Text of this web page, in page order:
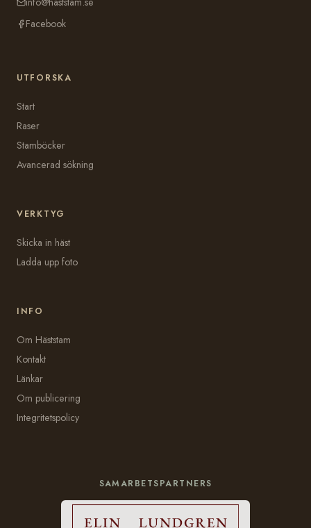
Facebook
UTFORSKA
Start
Raser
Stamböcker
Avancerad sökning
VERKTYG
Skicka in häst
Ladda upp foto
INFO
Om Häststam
Kontakt
Länkar
Om publicering
Integritetspolicy
SAMARBETSPARTNERS